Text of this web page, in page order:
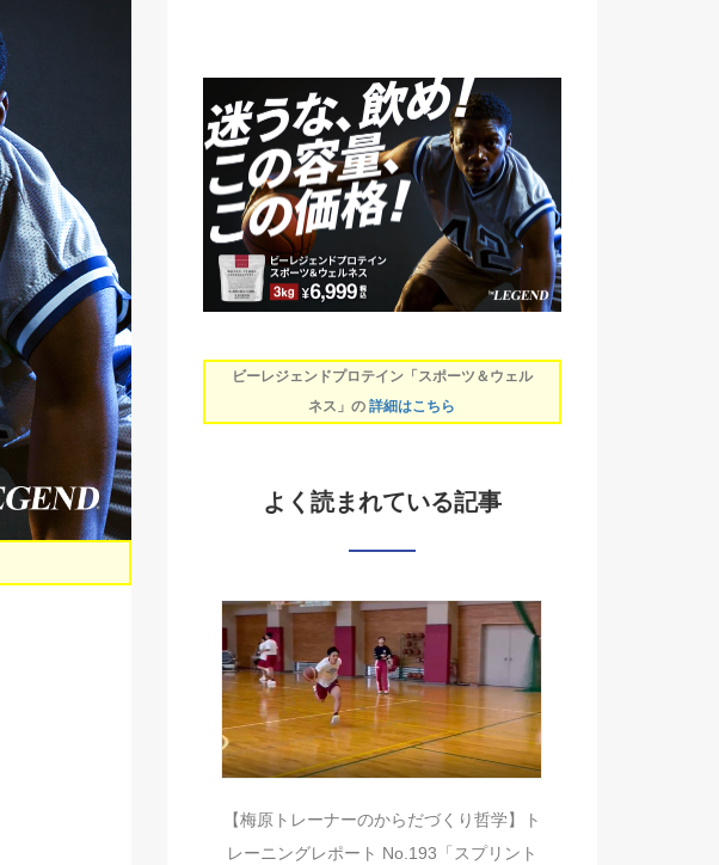
ビーレジェンドプロテイン「スポーツ＆ウェル
ネス」の詳細はこちら
よく読まれている記事
【梅原トレーナーのからだづくり哲学】ト
レーニングレポート No.193「スプリント